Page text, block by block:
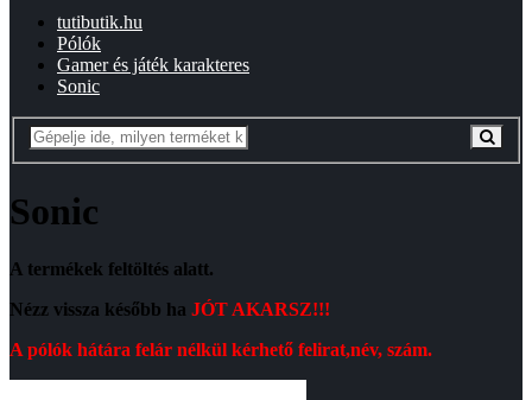
tutibutik.hu
Pólók
Gamer és játék karakteres
Sonic
Sonic
A termékek feltöltés alatt.
Nézz vissza később ha JÓT AKARSZ!!!
A pólók hátára felár nélkül kérhető felirat,név, szám.